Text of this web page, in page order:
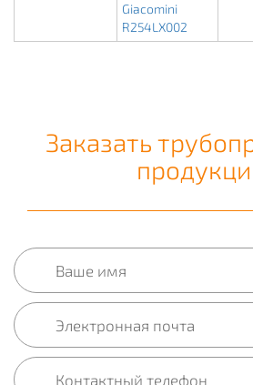
Giacomini
R254LX002
Заказать